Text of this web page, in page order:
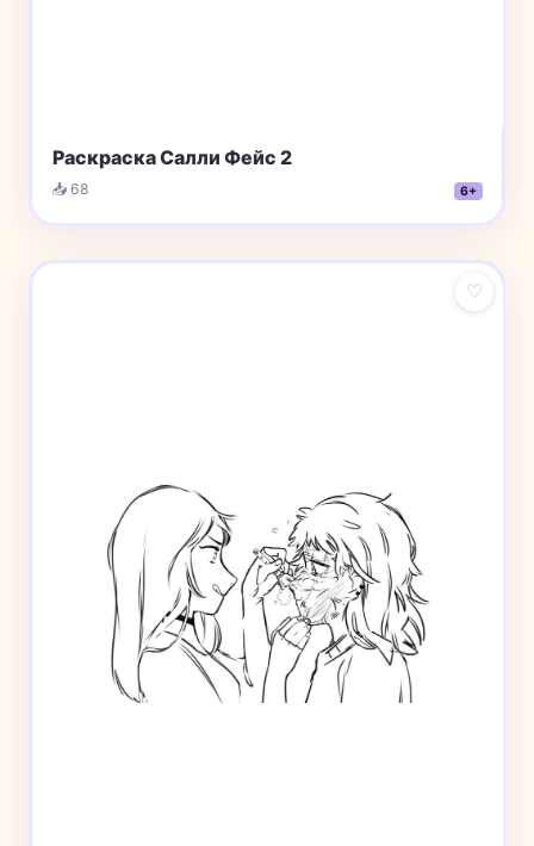
Раскраска Салли Фейс 2
📥 68 6+
♡